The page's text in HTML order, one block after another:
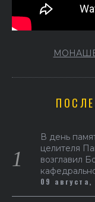
В день
целителя
возглавил
09 августа,